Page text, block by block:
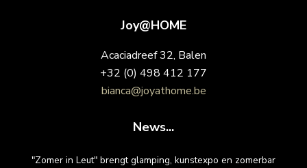
+32 (0) 498 412 177
bianca@joyathome.be
21 juni 2023